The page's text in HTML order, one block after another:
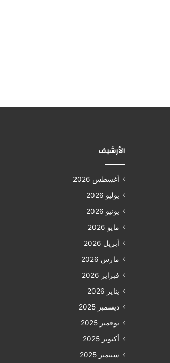
الأرشيف
أغسطس 2026
يوليو 2026
يونيو 2026
مايو 2026
أبريل 2026
مارس 2026
فبراير 2026
يناير 2026
ديسمبر 2025
نوفمبر 2025
أكتوبر 2025
سبتمبر 2025